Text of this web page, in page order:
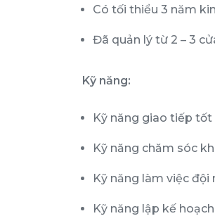
Có tối thiểu 3 năm
Đã quản lý từ 2 – 3
Kỹ năng:
Kỹ năng giao tiếp tốt
Kỹ năng chăm sóc
Kỹ năng làm việc
Kỹ năng lập kế